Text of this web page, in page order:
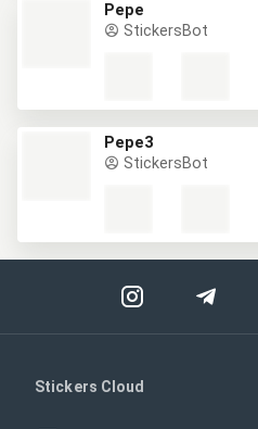
Pepe
StickersBot
Pepe3
StickersBot
Stickers Cloud